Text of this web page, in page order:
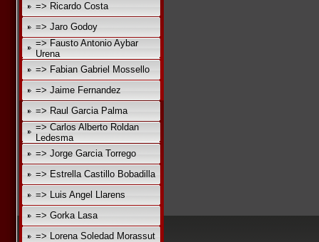
=> Ricardo Costa
=> Jaro Godoy
=> Fausto Antonio Aybar
Urena
=> Fabian Gabriel Mossello
=> Jaime Fernandez
=> Raul Garcia Palma
=> Carlos Alberto Roldan
Ledesma
=> Jorge Garcia Torrego
=> Estrella Castillo Bobadilla
=> Luis Angel Llarens
=> Gorka Lasa
=> Lorena Soledad Morassut